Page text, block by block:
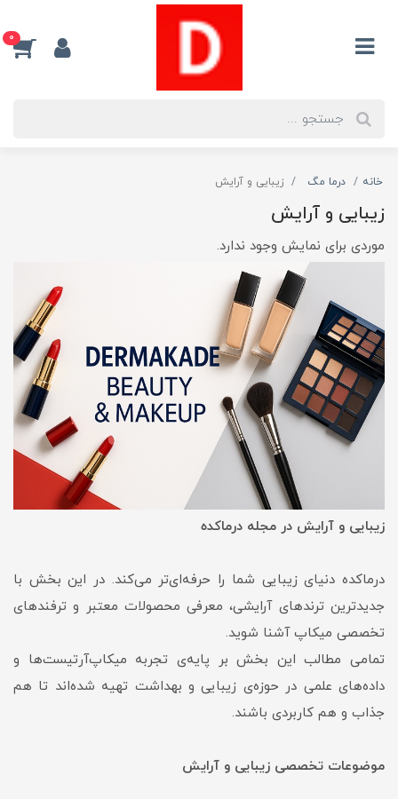
0
خانه درما مگ زیبایی و آرایش
زیبایی و آرایش
موردی برای نمایش وجود ندارد.
زیبایی و آرایش در مجله درماکده
درماکده دنیای زیبایی شما را حرفه‌ای‌تر می‌کند. در این بخش با
جدیدترین ترندهای آرایشی، معرفی محصولات معتبر و ترفندهای
تخصصی میکاپ آشنا شوید.
تمامی مطالب این بخش بر پایه‌ی تجربه میکاپ‌آرتیست‌ها و
داده‌های علمی در حوزه‌ی زیبایی و بهداشت تهیه شده‌اند تا هم
جذاب و هم کاربردی باشند.
موضوعات تخصصی زیبایی و آرایش